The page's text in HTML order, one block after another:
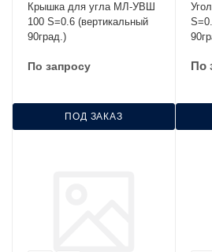
Крышка для угла МЛ-УВШ
100 S=0.6 (вертикальный
90град.)
По запросу
ПОД ЗАКАЗ
По